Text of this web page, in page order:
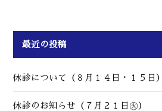
最近の投稿
休診について（８月１４日・１５日）
休診のお知らせ（７月２１日㊋）